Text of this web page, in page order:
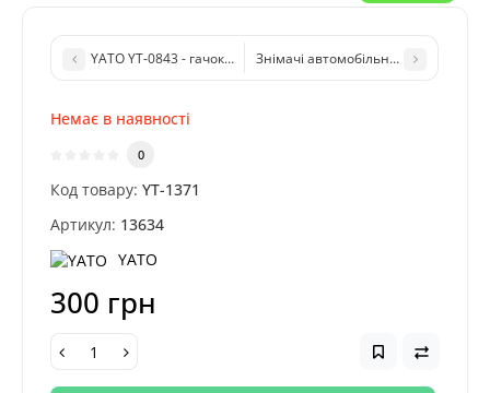
YATO YT-0843 - гачок та шило (4 шт) - комплект для
Немає в наявності
0
Код товару: YT-1371
Артикул: 13634
YATO
300 грн